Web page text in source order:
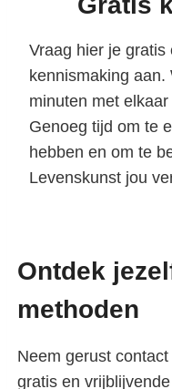
Vraag hier je gratis
kennismaking
minuten met
Genoeg tijd om te
hebben en om te
Levenskunst jou
Ontdek
methoden
Neem gerust
gratis en